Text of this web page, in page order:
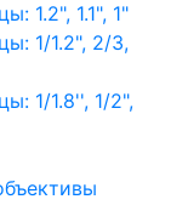
1.2", 1.1", 1"
1/1.2", 2/3,
1/1.8'', 1/2",